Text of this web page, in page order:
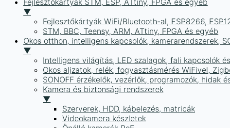
Fejlesztőkártyák STM, ESP, ATtiny, FPGA és egyéb
▼
Fejlesztőkártyák WiFi/Bluetooth-al, ESP8266,
STM, BBC, Teensy, ARM, ATtiny, FPGA és egyéb
Okos otthon, intelligens kapcsolók, kamerarendszerek,
▼
Intelligens világítás, LED szalagok, fali kapcsolók
Okos aljzatok, relék, fogyasztásmérés WiFivel,
SONOFF érzékelők, vezérlők, programozók, hidak
Kamera és biztonsági rendszerek
▼
Szerverek, HDD, kábelezés, matricák
Videokamera készletek